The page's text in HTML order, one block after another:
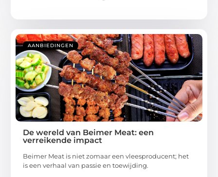
AANBIEDINGEN
De wereld van Beimer Meat: een
verreikende impact
Beimer Meat is niet zomaar een vleesproducent; het
is een verhaal van passie en toewijding.